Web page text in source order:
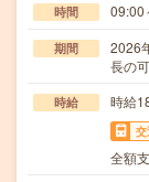
時間 09:00
期間
2026
長の
時給 時給
全額